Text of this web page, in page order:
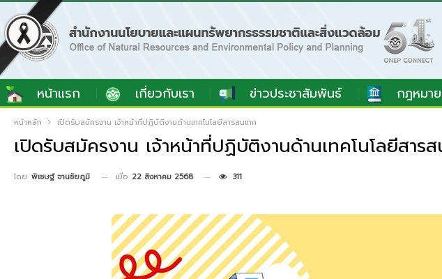
หน้าแรก เกี่ยวกับเรา ข่าวประชาสัมพันธ์ กฎหมา
หน้าหลัก เปิดรับสมัครงาน เจ้าหน้าที่ปฏิบัติงานด้านเทคโนโลยีสารสนเทศ
เปิดรับสมัครงาน เจ้าหน้าที่ปฏิบัติงานด้านเทคโนโลยีสาร
โดย พิเชษฐ์ จานชัยภูมิ เมื่อ 22 สิงหาคม 2568 311